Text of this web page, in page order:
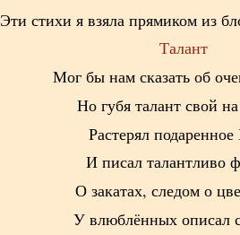
Эти стихи я взяла прямиком из
Талант
Мог бы нам сказать об
Но губя талант свой
Растерял подаренное
И писал талантливо
О закатах, следом о
У влюблённых описал